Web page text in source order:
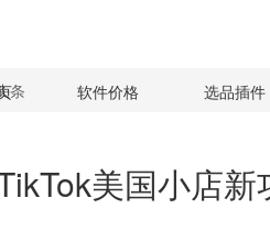
软件价格 选品插件
条
美国小店新